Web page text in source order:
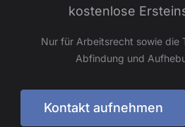
kostenlose
Nur für Arbeitsrecht sowie die
Abfindung und
Kontakt aufnehmen